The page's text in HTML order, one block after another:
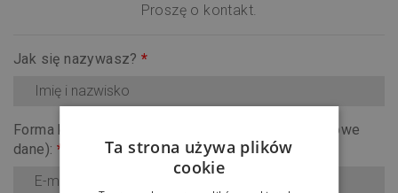
Proszę o kontakt.
Jak się nazywasz?*
Forma kontaktu (upewnij się, że wpisałeś prawidłowe
dane): *
Ta strona używa plików
cookie